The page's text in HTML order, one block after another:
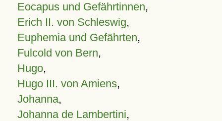
Eocapus und Gefährtinnen,
Erich II. von Schleswig,
Euphemia und Gefährten,
Fulcold von Bern,
Hugo,
Hugo III. von Amiens,
Johanna,
Johanna de Lambertini,